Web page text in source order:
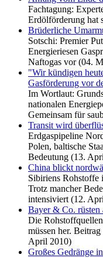
Fachtagung:
Erdölförderung hat
Brüderliche
Sotschi: Premier
Energieriesen
Naftogas vor (04.
"Wir kündigen
Gasförderung vor
Im Wortlaut:
nationalen
Gemeinsam für
Transit wird
Erdgaspipeline
Polen, baltische
Bedeutung (13.
China blickt
Sibiriens Rohstoffe
Trotz mancher
intensiviert (12.
Bayer & Co. rüsten
Die
müssen her.
April 2010)
Großes Gedränge